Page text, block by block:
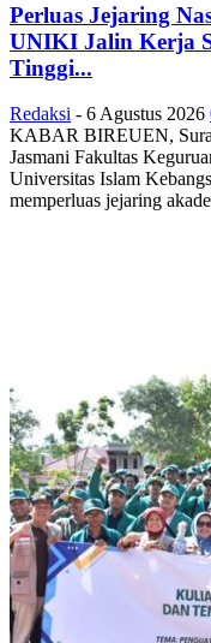
Perluas Jejaring
UNIKI Jalin Kerja
Tinggi...
Redaksi - 6 Agustus 2026
KABAR BIREUEN,
Jasmani Fakultas
Universitas Islam
memperluas jejaring